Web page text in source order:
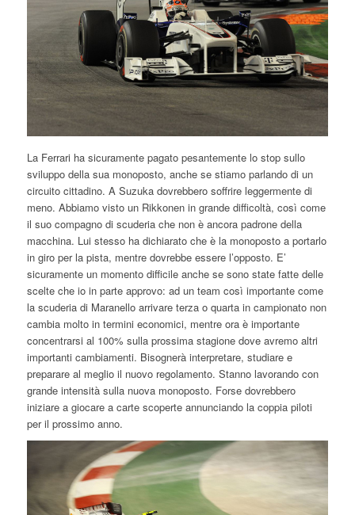
La Ferrari ha sicuramente pagato pesantemente lo stop sullo
sviluppo della sua monoposto, anche se stiamo parlando di un
circuito cittadino. A Suzuka dovrebbero soffrire leggermente di
meno. Abbiamo visto un Rikkonen in grande difficoltà, così come
il suo compagno di scuderia che non è ancora padrone della
macchina. Lui stesso ha dichiarato che è la monoposto a portarlo
in giro per la pista, mentre dovrebbe essere l’opposto. E’
sicuramente un momento difficile anche se sono state fatte delle
scelte che io in parte approvo: ad un team così importante come
la scuderia di Maranello arrivare terza o quarta in campionato non
cambia molto in termini economici, mentre ora è importante
concentrarsi al 100% sulla prossima stagione dove avremo altri
importanti cambiamenti. Bisognerà interpretare, studiare e
preparare al meglio il nuovo regolamento. Stanno lavorando con
grande intensità sulla nuova monoposto. Forse dovrebbero
iniziare a giocare a carte scoperte annunciando la coppia piloti
per il prossimo anno.